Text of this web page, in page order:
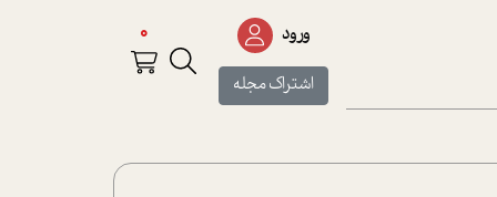
ورود
اشتراک مجله
0